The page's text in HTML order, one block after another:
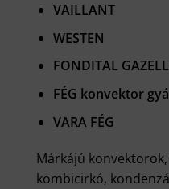
VAILLANT
WESTEN
FONDITAL
FÉG konvektor
VARA FÉG
Márkájú
kombicirkó,